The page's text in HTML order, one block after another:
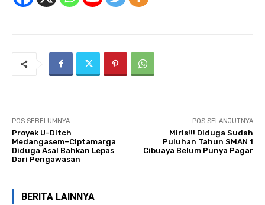
POS SEBELUMNYA
Proyek U-Ditch
Medangasem–Ciptamarga
Diduga Asal Bahkan Lepas
Dari Pengawasan
POS SELANJUTNYA
Miris!!! Diduga Sudah
Puluhan Tahun SMAN 1
Cibuaya Belum Punya Pagar
BERITA LAINNYA